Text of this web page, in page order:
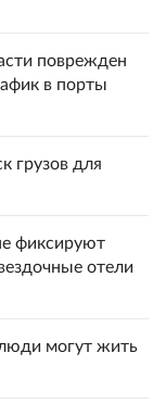
поврежден
в порты
грузов для
фиксируют
отели
могут жить